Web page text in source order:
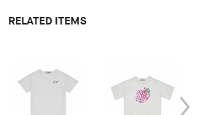
RELATED ITEMS